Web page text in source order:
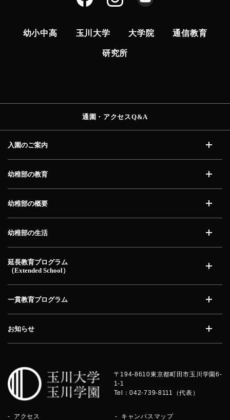
幼小中高 玉川大学 大学院 通信教育
研究所
通園・アクセスQ&A
入園のご案内
幼稚部の教育
幼稚部の概要
幼稚部の生活
延長教育プログラム
（Extended School）
一貫教育プログラム
お知らせ
〒194-8610東京都町田市玉川学園6-
1-1
Tel：042-739-8111（代表）
アクセス キャンパスマップ